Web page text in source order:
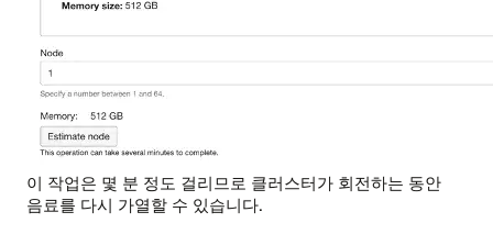
이 작업은 몇 분 정도 걸리므로 클러스터가 회전하는 동안
음료를 다시 가열할 수 있습니다.